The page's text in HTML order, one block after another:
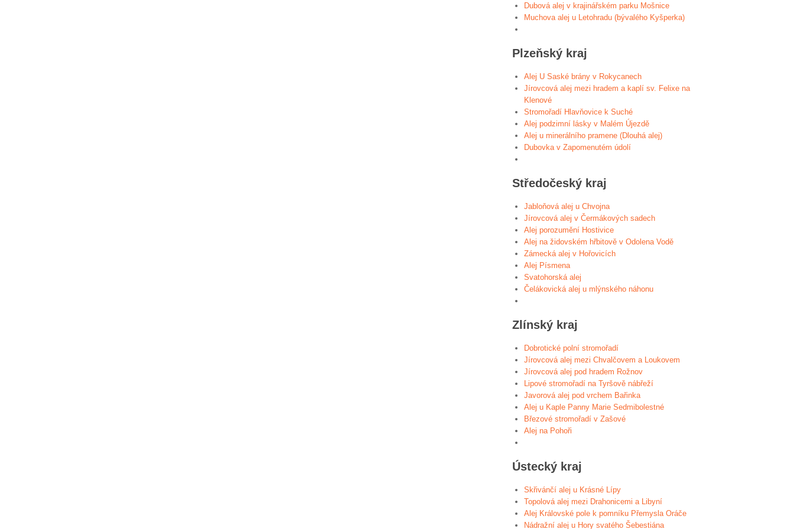
Dubová alej v krajinářském parku Mošnice
Muchova alej u Letohradu (bývalého Kyšperka)
Plzeňský kraj
Alej U Saské brány v Rokycanech
Jírovcová alej mezi hradem a kaplí sv. Felixe na
Klenové
Stromořadí Hlavňovice k Suché
Alej podzimní lásky v Malém Újezdě
Alej u minerálního pramene (Dlouhá alej)
Dubovka v Zapomenutém údolí
Středočeský kraj
Jabloňová alej u Chvojna
Jírovcová alej v Čermákových sadech
Alej porozumění Hostivice
Alej na židovském hřbitově v Odolena Vodě
Zámecká alej v Hořovicích
Alej Písmena
Svatohorská alej
Čelákovická alej u mlýnského náhonu
Zlínský kraj
Dobrotické polní stromořadí
Jírovcová alej mezi Chvalčovem a Loukovem
Jírovcová alej pod hradem Rožnov
Lipové stromořadí na Tyršově nábřeží
Javorová alej pod vrchem Bařinka
Alej u Kaple Panny Marie Sedmibolestné
Březové stromořadí v Zašové
Alej na Pohoři
Ústecký kraj
Skřivánčí alej u Krásné Lípy
Topolová alej mezi Drahonicemi a Libyní
Alej Královské pole k pomníku Přemysla Oráče
Nádražní alej u Hory svatého Šebestiána